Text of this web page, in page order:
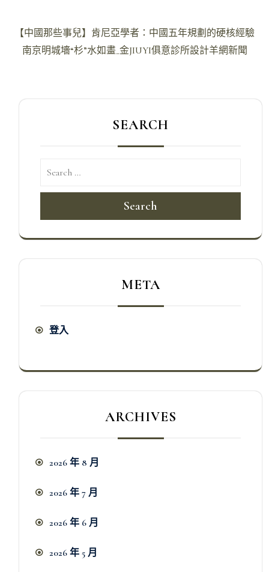
文【中國那些事兒】肯尼亞學者：中國五年規劃的硬核經驗
南京明城墻“杉”水如畫_金JIUYI俱意診所設計羊網新聞
SEARCH
Search
META
登入
ARCHIVES
2026 年 8 月
2026 年 7 月
2026 年 6 月
2026 年 5 月